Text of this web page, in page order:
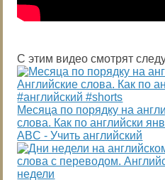
С этим видео смотрят
Месяца по порядку на
слова. Как по английски
ABC - Учить английский